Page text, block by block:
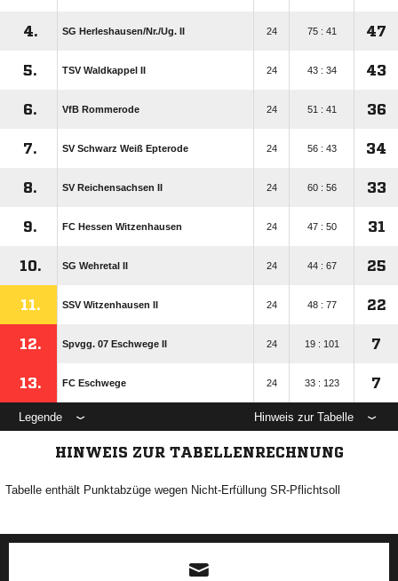
4. SG Herleshausen/​Nr./​Ug. II 24 75 : 41 47
5. TSV Waldkappel II 24 43 : 34 43
6. VfB Rommerode 24 51 : 41 36
7. SV Schwarz Weiß Epterode 24 56 : 43 34
8. SV Reichensachsen II 24 60 : 56 33
9. FC Hessen Witzenhausen 24 47 : 50 31
10. SG Wehretal II 24 44 : 67 25
11. SSV Witzenhausen II 24 48 : 77 22
12. Spvgg. 07 Eschwege II 24 19 : 101 7
13. FC Eschwege 24 33 : 123 7
Legende Hinweis zur Tabelle
HINWEIS ZUR TABELLENRECHNUNG
Tabelle enthält Punktabzüge wegen Nicht-Erfüllung SR-Pflichtsoll
ANZEIGE